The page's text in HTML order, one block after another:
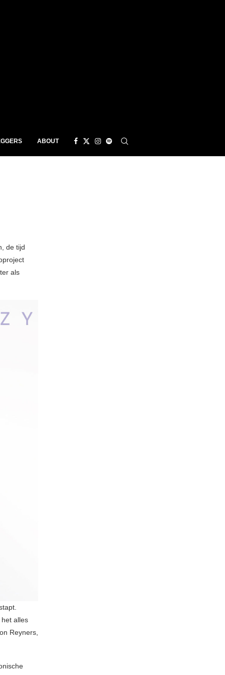
ABOUT
de tijd
als
alles
Reyners,